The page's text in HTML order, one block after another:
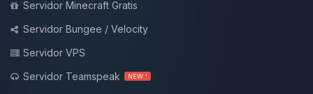
Servidor Minecraft Gratis
Servidor Bungee / Velocity
Servidor VPS
Servidor Teamspeak
NEW !